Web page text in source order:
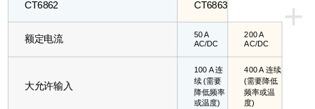
+
CT6862 CT6863
额定电流 50 A
AC/DC
200 A
AC/DC
大允许输入
100 A 连
续 (需要
降低频率
或温度)
400 A 连续
(需要降低
频率或温
度)